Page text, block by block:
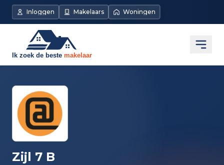
Direct naar de inhoud
Inloggen Makelaars Woningen
Zijl 7 B